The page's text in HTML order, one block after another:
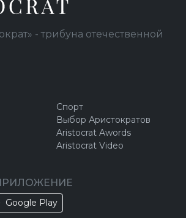
- трибуна отечественной
Спорт
Выбор Аристократов
Aristocrat Awords
Aristocrat Video
Google Play